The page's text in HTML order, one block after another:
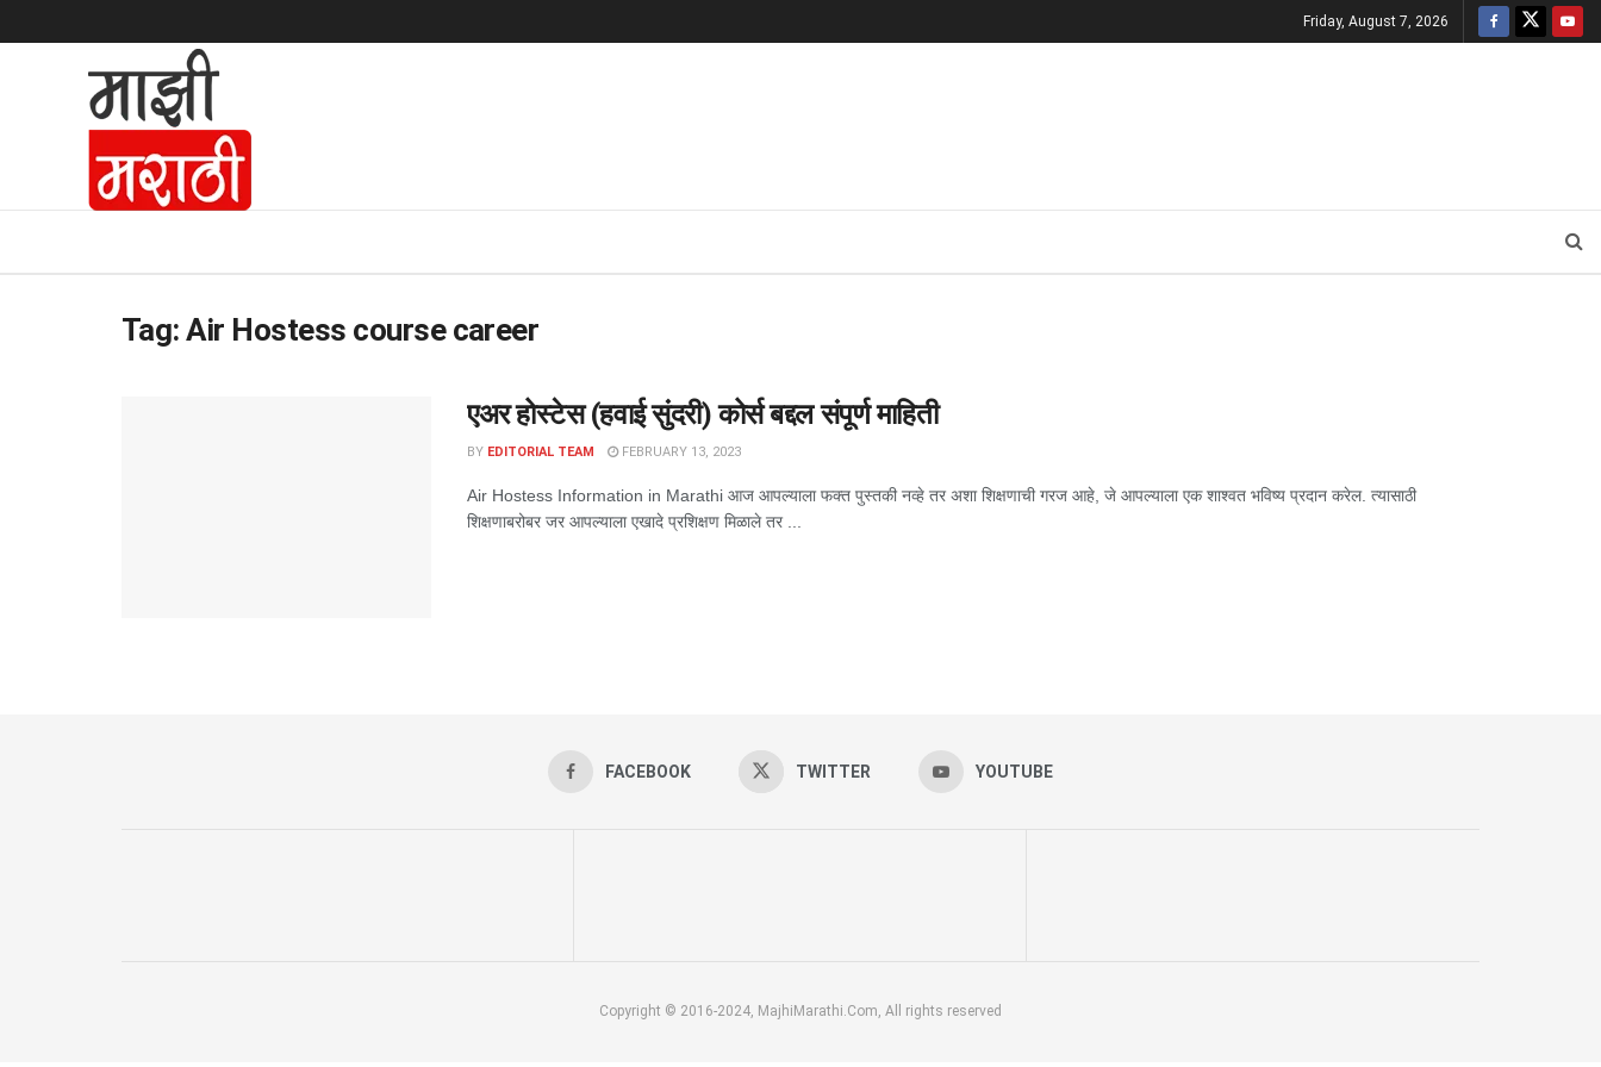
Friday, August 7, 2026
Tag:Air Hostess course career
एअर होस्टेस (हवाई सुंदरी) कोर्स बद्दल संपूर्ण माहिती
BY EDITORIAL TEAM FEBRUARY 13, 2023
Air Hostess Information in Marathi आज आपल्याला फक्त पुस्तकी नव्हे तर अशा शिक्षणाची गरज आहे, जे आपल्याला एक शाश्वत भविष्य प्रदान करेल. त्यासाठी
शिक्षणाबरोबर जर आपल्याला एखादे प्रशिक्षण मिळाले तर ...
FACEBOOK TWITTER YOUTUBE
Copyright © 2016-2024, MajhiMarathi.Com, All rights reserved